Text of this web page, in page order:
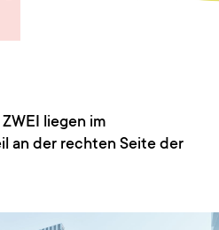
liegen im
an der rechten Seite der